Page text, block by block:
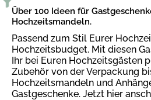
Über 100 Ideen für
Hochzeitsmandeln.
Passend zum Stil Eurer
Hochzeitsbudget. Mit diesen
Ihr bei Euren Hochzeitsgästen
Zubehör von der Verpackung
Hochzeitsmandeln und
Gastgeschenke. Jetzt hier